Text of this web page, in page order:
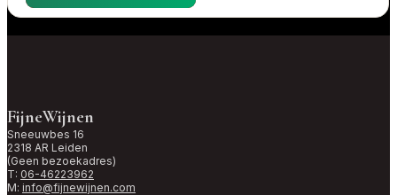
FijneWijnen
Sneeuwbes 16
2318 AR Leiden
(Geen bezoekadres)
T: 06-46223962
M: info@fijnewijnen.com